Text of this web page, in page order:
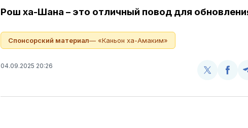
Рош ха-Шана – это отличный повод для
Спонсорский материал— «Каньон ха-Амаким»
04.09.2025 20:26
Twitter